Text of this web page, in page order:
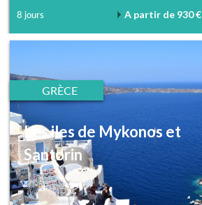
8 jours A partir de 930 €
GRÈCE
Les iles de Mykonos et
Santorin